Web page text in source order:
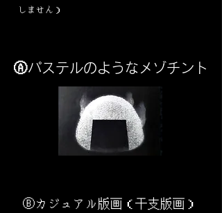
しません）
Ⓐパステルのようなメゾチント
​Ⓑカジュアル版画（干支版画）